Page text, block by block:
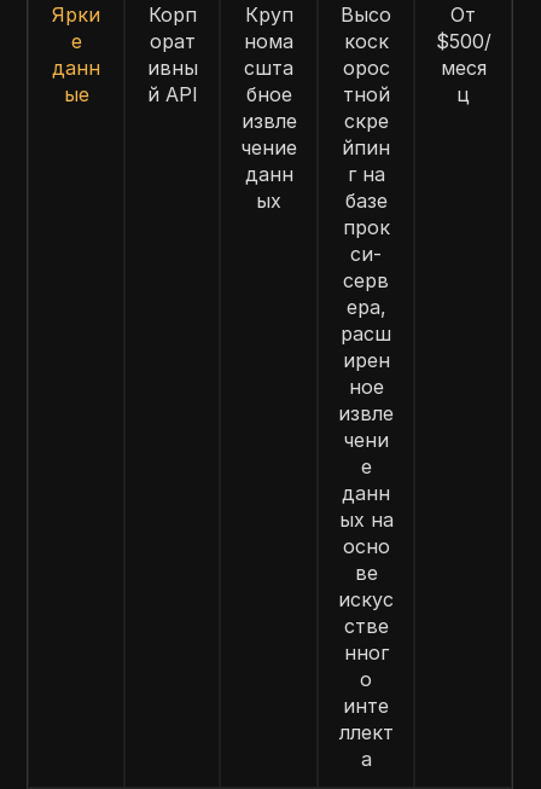
Ярки
е
данн
ые
Корп
орат
ивны
й API
Круп
нома
сшта
бное
извле
чение
данн
ых
Высо
коск
орос
тной
скре
йпин
г на
базе
прок
си-
серв
ера,
расш
ирен
ное
извле
чени
е
данн
ых на
осно
ве
искус
стве
нног
о
инте
ллект
а
От
$500/
меся
ц